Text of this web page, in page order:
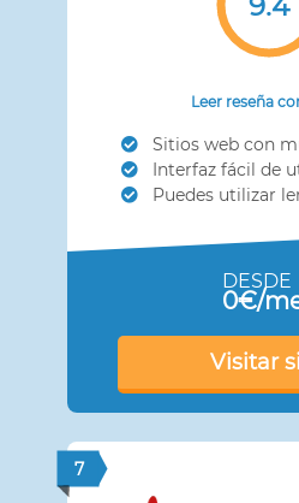
Leer reseña
Sitios web con
Interfaz fácil de
Puedes utilizar
DESDE
0€/
Visitar
7